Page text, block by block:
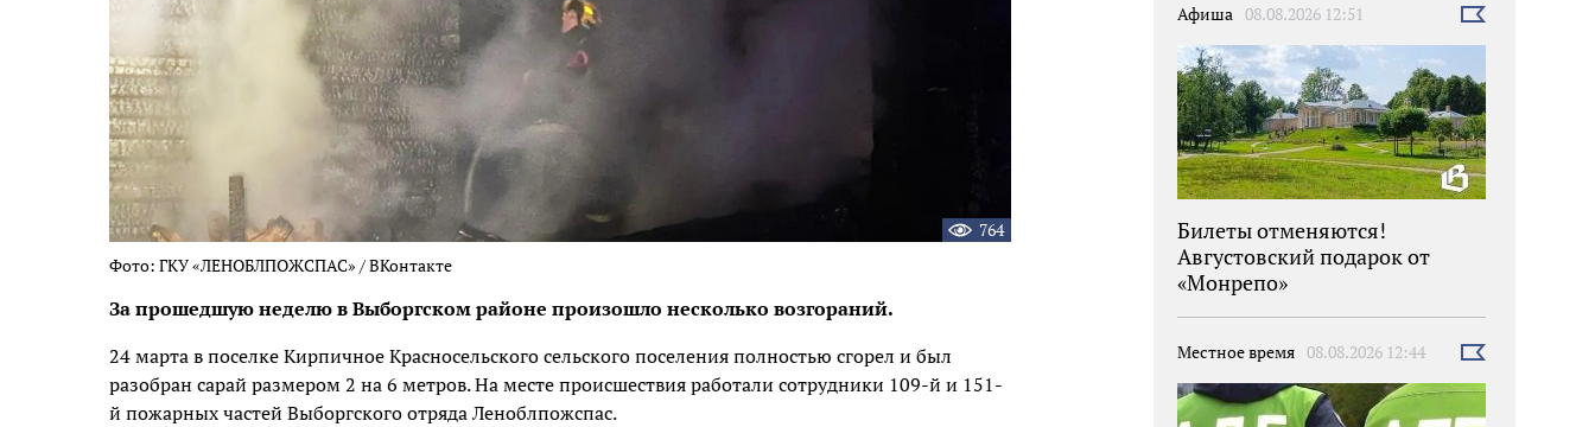
764
Фото: ГКУ «ЛЕНОБЛПОЖСПАС» / ВКонтакте
За прошедшую неделю в Выборгском районе произошло несколько возгораний.
24 марта в поселке Кирпичное Красносельского сельского поселения полностью сгорел и был
разобран сарай размером 2 на 6 метров. На месте происшествия работали сотрудники 109-й и 151-
й пожарных частей Выборгского отряда Леноблпожспас.
Афиша 08.08.2026 12:51
Выбрать
Билеты отменяются!
Августовский подарок от
«Монрепо»
Местное время 08.08.2026 12:44
Выбрать